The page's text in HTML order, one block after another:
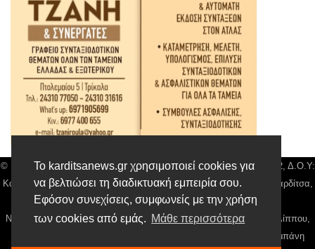
Το karditsanews.gr χρησιμοποιεί cookies για
να βελτιώσει τη διαδικτυακή εμπειρία σου.
Εφόσον συνεχίσεις, συμφωνείς με την χρήση
των cookies από εμάς. Μάθε περισσότερα
© Karditsa News | Διακριτικός Τίτλος: Orion Media, ΑΦΜ: 043750542, Δ.Ο.Υ:
Καρδίτσας, Αρ. Γεμή: 018804431000, Δ/νση: Διάκου 10 τ.κ 43132 Καρδίτσα,
Τηλ: 24410 42500, email:news@karditsanews.gr.
Νόμιμος Εκπρόσωπος, Ιδιοκτήτης και Διαχειριστής: Παναγιώτης Φιλίππου,
Διευθύντρια: Γιαννουσά Βασιλική, Διευθύντιρα Σύνταξης: Μπαλαμπάνη